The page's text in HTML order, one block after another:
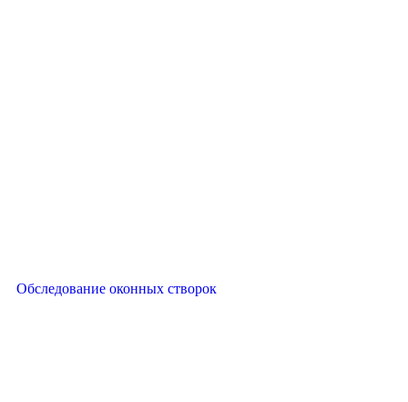
Обследование оконных створок